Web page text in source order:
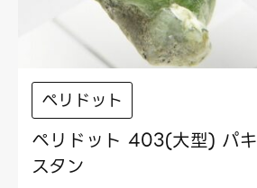
ペリドット
ペリドット 403(大型) パキ
スタン